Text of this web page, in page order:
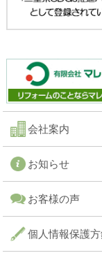
会社案内
お知らせ
お客様の声
個人情報保護